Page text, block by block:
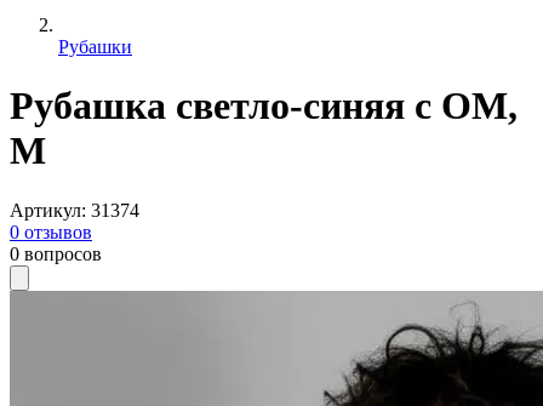
Рубашки
Рубашка светло-синяя с ОМ,
M
Артикул: 31374
0 отзывов
0 вопросов